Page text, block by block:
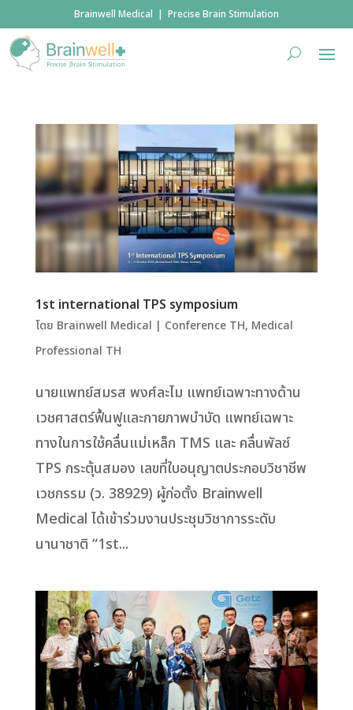
Brainwell Medical | Precise Brain Stimulation
1st international TPS symposium
โดย Brainwell Medical | Conference TH, Medical
Professional TH
นายแพทย์สมรส พงศ์ละไม แพทย์เฉพาะทางด้าน
เวชศาสตร์ฟื้นฟูและกายภาพบำบัด แพทย์เฉพาะ
ทางในการใช้คลื่นแม่เหล็ก TMS และ คลื่นพัลซ์
TPS กระตุ้นสมอง เลขที่ใบอนุญาตประกอบวิชาชีพ
เวชกรรม (ว. 38929) ผู้ก่อตั้ง Brainwell
Medical ได้เข้าร่วมงานประชุมวิชาการระดับ
นานาชาติ “1st...